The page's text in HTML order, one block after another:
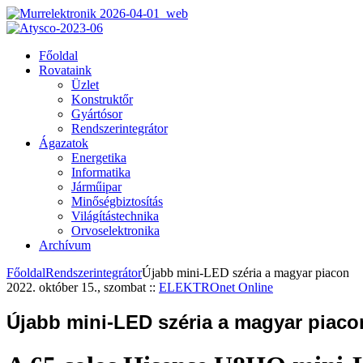
Főoldal
Rovataink
Üzlet
Konstruktőr
Gyártósor
Rendszerintegrátor
Ágazatok
Energetika
Informatika
Járműipar
Minőségbiztosítás
Világítástechnika
Orvoselektronika
Archívum
FőoldalRendszerintegrátorÚjabb mini-LED széria a magyar piacon
2022. október 15., szombat :: ELEKTROnet Online
Újabb mini-LED széria a magyar